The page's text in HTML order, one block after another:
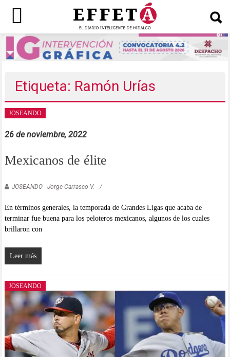
Saltar
al
contenido
Etiqueta: Ramón Urías
JOSEANDO
26 de noviembre, 2022
Mexicanos de élite
JOSEANDO - Jorge Carrasco V.
En términos generales, la temporada de Grandes Ligas que acaba de
terminar fue buena para los peloteros mexicanos, algunos de los cuales
brillaron con
Leer más
JOSEANDO